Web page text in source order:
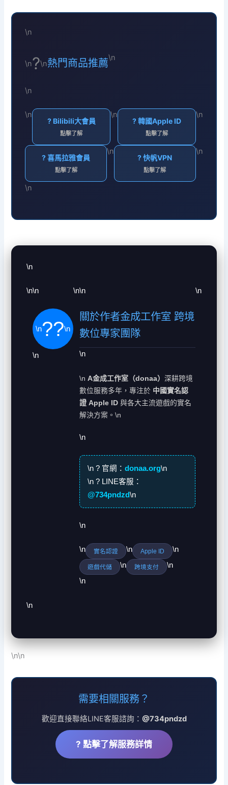
\n
\n?️\n熱門商品推薦\n
\n
\n
? Bilibili大會員
點擊了解
\n
? 韓國Apple ID
點擊了解
\n
? 喜馬拉雅會員
點擊了解
\n
? 快帆VPN
點擊了解
\n
\n
\n
\n\n
\n?‍?\n
\n
\n\n
關於作者金成工作室 跨境
數位專家團隊
\n
\nA金成工作室（donaa）深耕跨境
數位服務多年，專注於 中國實名認
證 Apple ID 與各大主流遊戲的實名
解決方案。\n
\n
\n? 官網：donaa.org\n
\n? LINE客服：
@734pndzd\n
\n
\n 實名認證 \n Apple ID \n
遊戲代儲 \n 跨境支付
\n
\n
\n
\n
\n\n
需要相關服務？
歡迎直接聯絡LINE客服諮詢： @734pndzd
? 點擊了解服務詳情